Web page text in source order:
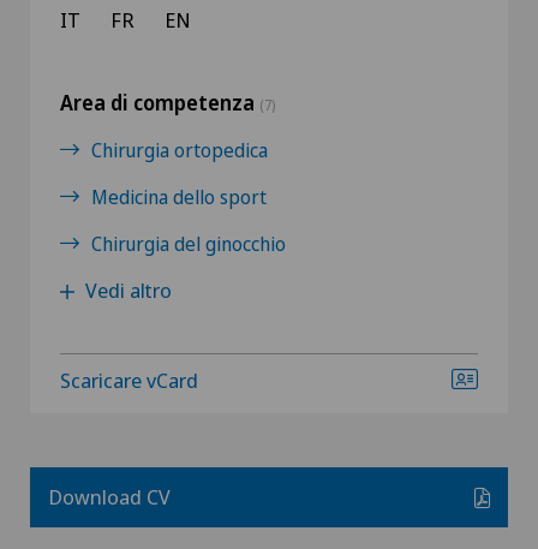
IT FR EN
Area di competenza (7)
Chirurgia ortopedica
Medicina dello sport
Chirurgia del ginocchio
Vedi altro
Scaricare vCard
Download CV